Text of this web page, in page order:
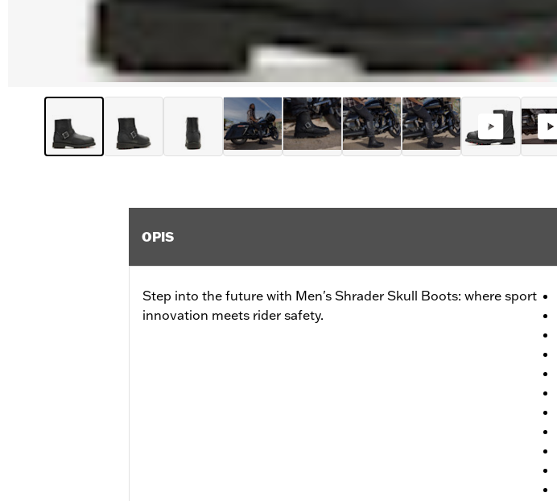
OPIS
Step into the future with Men's Shrader Skull Boots: where sport
innovation meets rider safety.